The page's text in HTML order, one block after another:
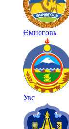
Өмнөговь
Увс